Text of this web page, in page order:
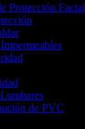
Protección Facial
de PVC